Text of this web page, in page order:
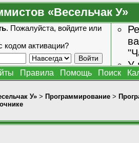
«Весельчак У»
. Пожалуйста, войдите или
кодом активации?
У
Правила Помощь Поиск
У» > Программирование >